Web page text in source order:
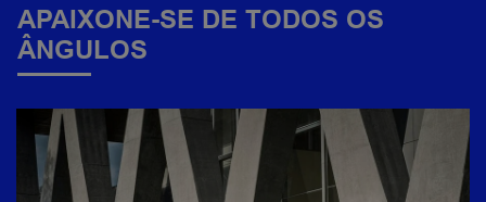
APAIXONE-SE DE TODOS OS
ÂNGULOS